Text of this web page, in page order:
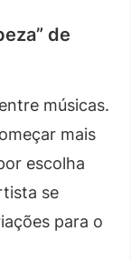
de
músicas.
mais
escolha
se
para o